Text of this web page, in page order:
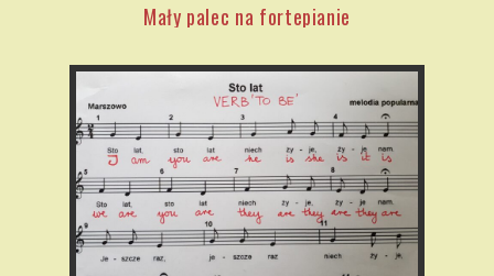
Mały palec na fortepianie